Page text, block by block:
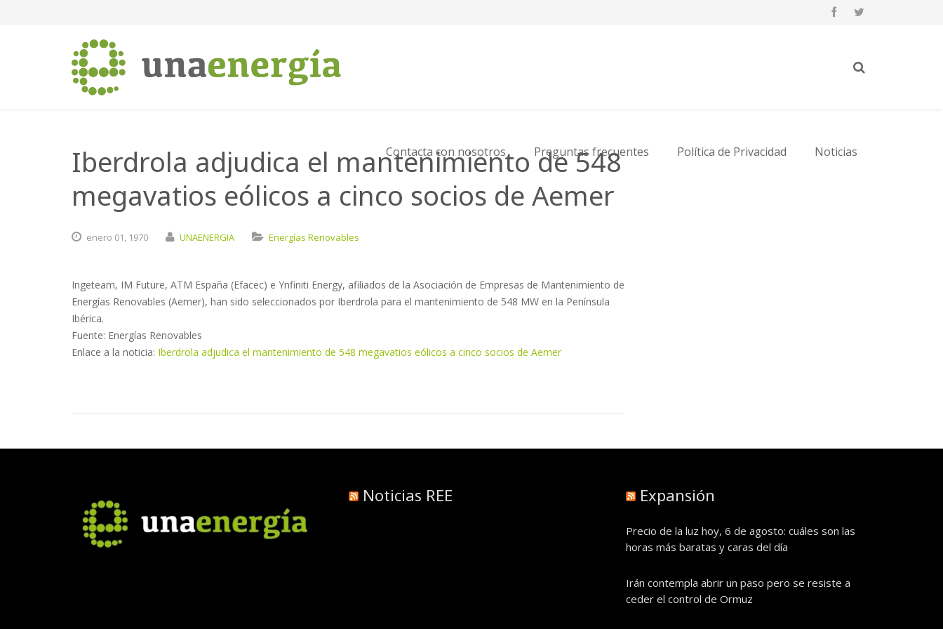
Contacta con nosotros Preguntas frecuentes Política de Privacidad Noticias
Iberdrola adjudica el mantenimiento de 548
megavatios eólicos a cinco socios de Aemer
enero 01, 1970 UNAENERGIA Energías Renovables
Ingeteam, IM Future, ATM España (Efacec) e Ynfiniti Energy, afiliados de la Asociación de Empresas de Mantenimiento de
Energías Renovables (Aemer), han sido seleccionados por Iberdrola para el mantenimiento de 548 MW en la Península
Ibérica.
Fuente: Energías Renovables
Enlace a la noticia: Iberdrola adjudica el mantenimiento de 548 megavatios eólicos a cinco socios de Aemer
Noticias REE Expansión
Precio de la luz hoy, 6 de agosto: cuáles son las
horas más baratas y caras del día
Irán contempla abrir un paso pero se resiste a
ceder el control de Ormuz